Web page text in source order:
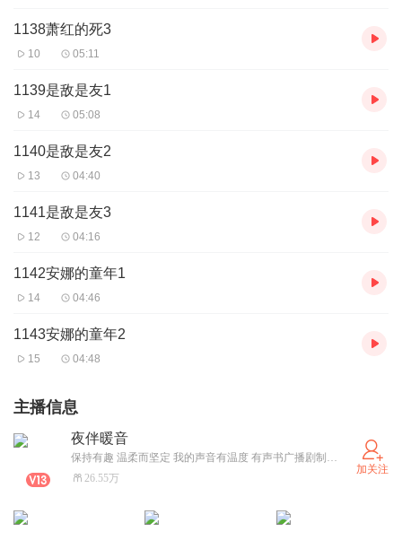
1138萧红的死3
10 05:11
1139是敌是友1
14 05:08
1140是敌是友2
13 04:40
1141是敌是友3
12 04:16
1142安娜的童年1
14 04:46
1143安娜的童年2
15 04:48
主播信息
夜伴暖音
保持有趣 温柔而坚定 我的声音有温度 有声书广播剧制作人/ 配音员/网文作者
26.55万
加关注